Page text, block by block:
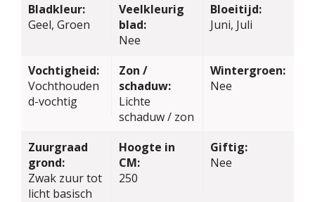
Bladkleur:
Geel, Groen
Veelkleurig
blad:
Nee
Bloeitijd:
Juni, Juli
Vochtigheid:
Vochthouden
d-vochtig
Zon /
schaduw:
Lichte
schaduw / zon
Wintergroen:
Nee
Zuurgraad
grond:
Zwak zuur tot
licht basisch
Hoogte in
CM:
250
Giftig:
Nee